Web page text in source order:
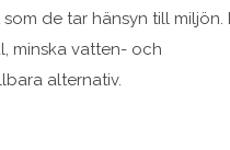
de tar hänsyn till miljön.
minska vatten- och
alternativ.